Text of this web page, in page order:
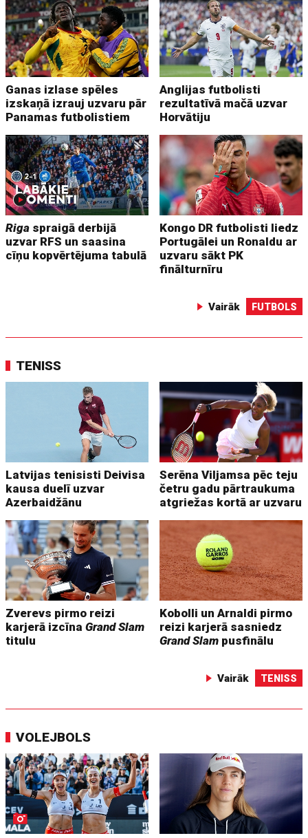
Ganas izlase spēles
izskaņā izrauj uzvaru pār
Panamas futbolistiem
Anglijas futbolisti
rezultatīvā mačā uzvar
Horvātiju
Riga spraigā derbijā
uzvar RFS un saasina
cīņu kopvērtējuma tabulā
Kongo DR futbolisti liedz
Portugālei un Ronaldu ar
uzvaru sākt PK
finālturnīru
Vairāk FUTBOLS
TENISS
Latvijas tenisisti Deivisa
kausa duelī uzvar
Azerbaidžānu
Serēna Viljamsa pēc teju
četru gadu pārtraukuma
atgriežas kortā ar uzvaru
Zverevs pirmo reizi
karjerā izcīnaGrand Slam
titulu
Kobolli un Arnaldi pirmo
reizi karjerā sasniedz
Grand Slam pusfinālu
Vairāk TENISS
VOLEJBOLS